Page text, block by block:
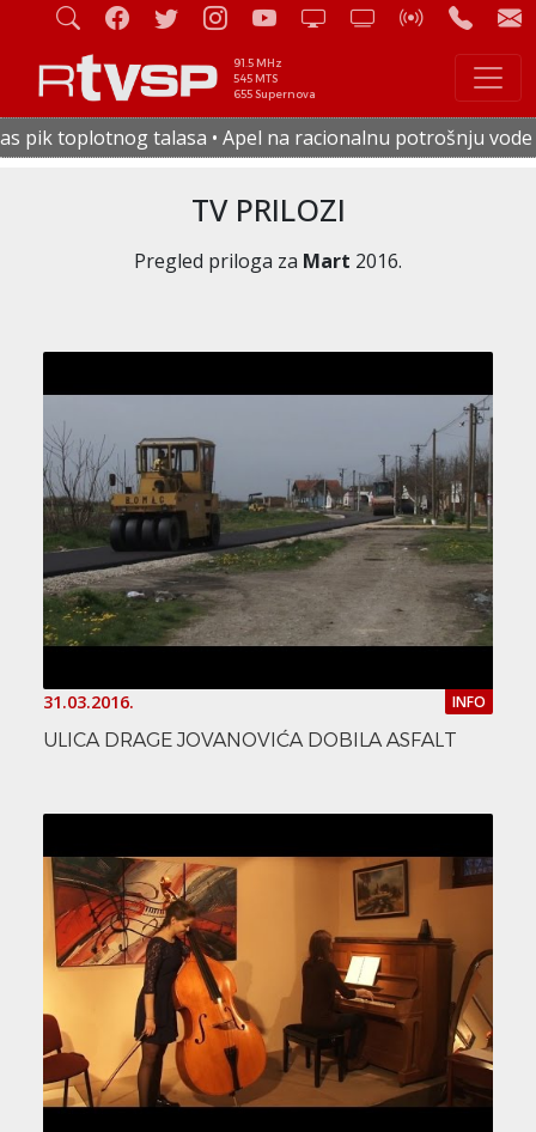
91.5 MHz
545 MTS
655 Supernova
na racionalnu potrošnju vode i električne energije •
TV PRILOZI
Pregled priloga za Mart 2016.
31.03.2016. INFO
ULICA DRAGE JOVANOVIĆA DOBILA ASFALT